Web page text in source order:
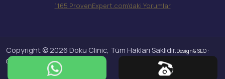
1165 ProvenExpert.com'daki Yorumlar
Copyright © 2026 Doku Clinic, Tüm Hakları Saklıdır. Design & SEO :
Crabs Media